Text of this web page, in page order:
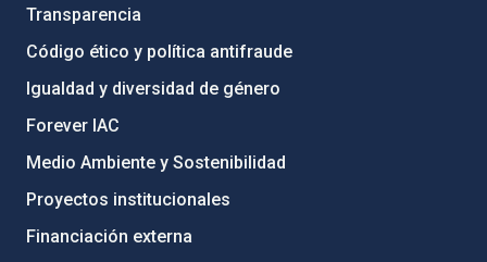
Transparencia
Código ético y política antifraude
Igualdad y diversidad de género
Forever IAC
Medio Ambiente y Sostenibilidad
Proyectos institucionales
Financiación externa